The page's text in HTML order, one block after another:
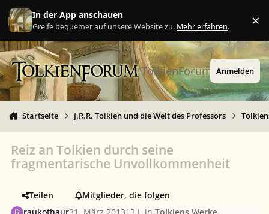
Zu Inhalt springen
In der App anschauen
Greife bequemer auf unsere Website zu. Mehr erfahren. ×
TolkienForum Anmelden
Startseite J.R.R. Tolkien und die Welt des Professors
Reiz an Tolkien durch seine
fragmentarische Unvollkommenheit
Teilen
Mitglieder, die folgen